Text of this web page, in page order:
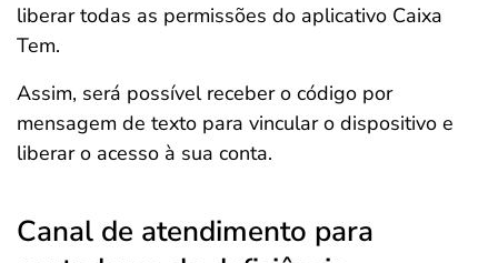
liberar todas as permissões do aplicativo Caixa
Tem.
Assim, será possível receber o código por
mensagem de texto para vincular o dispositivo e
liberar o acesso à sua conta.
Canal de atendimento para